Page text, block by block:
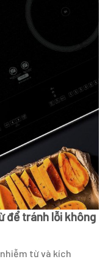
để tránh lỗi không
từ và kích